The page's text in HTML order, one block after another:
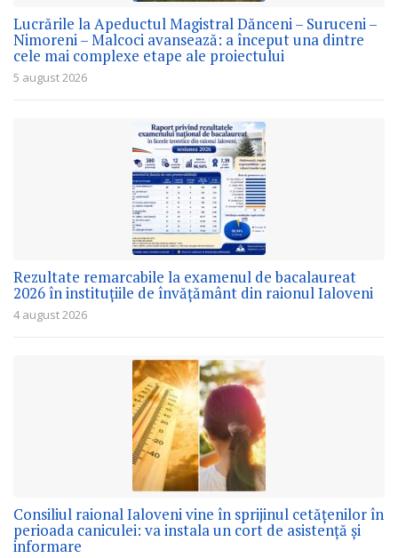
Lucrările la Apeductul Magistral Dănceni – Suruceni –
Nimoreni – Malcoci avansează: a început una dintre
cele mai complexe etape ale proiectului
5 august 2026
Rezultate remarcabile la examenul de bacalaureat
2026 în instituțiile de învățământ din raionul Ialoveni
4 august 2026
Consiliul raional Ialoveni vine în sprijinul cetățenilor în
perioada caniculei: va instala un cort de asistență și
informare